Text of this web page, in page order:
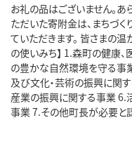
お礼の品はございません。あ
ただいた寄附金は、まちづ
ていただきます。 皆さまの温
の使いみち】 1.森町の健康
の豊かな自然環境を守る事
及び文化・芸術の振興に関
産業の振興に関する事業 6.
事業 7.その他町長が必要と